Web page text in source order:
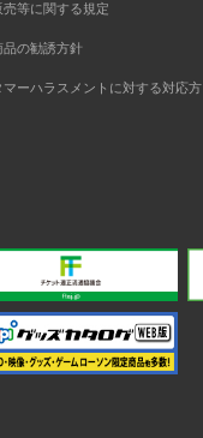
売等に関する規定
品の勧誘方針
マーハラスメントに対する対応方